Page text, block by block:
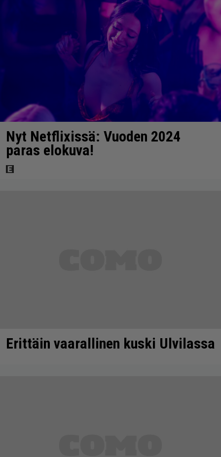
Nyt Netflixissä: Vuoden 2024
paras elokuva!
Erittäin vaarallinen kuski Ulvilassa